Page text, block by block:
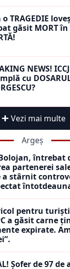
TRAGEDIE
găsit MORT
NEWS!
cu
Vezi mai multe
Argeș
întrebat
partenerei
a stârnit
pentru
a găsit carne
expirate.
Șofer de 97 de